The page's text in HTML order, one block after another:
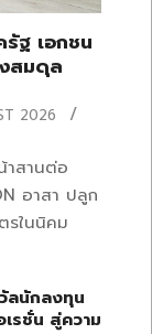
ฐ เอกชน
สมดุล
2026
าสานต่อ
อาสา ปลูก
รในนิคม
ลนักลงทุน
รชั่น สู่ความ